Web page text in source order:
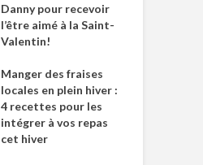
Danny pour recevoir
l’être aimé à la Saint-
Valentin!
Manger des fraises
locales en plein hiver :
4 recettes pour les
intégrer à vos repas
cet hiver